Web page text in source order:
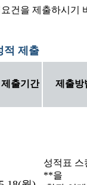
건을 제출하시기
적 제출
제출기간 제출방
성적표 스
**을